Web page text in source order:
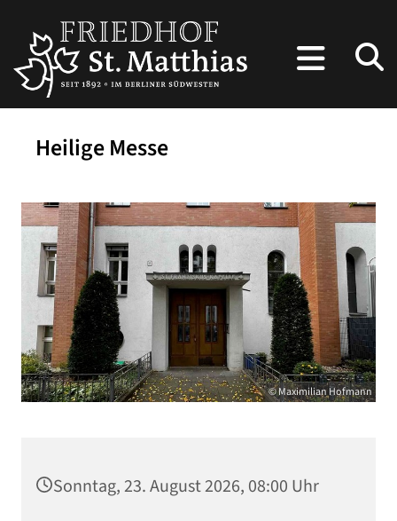
Heilige Messe
© Maximilian Hofmann
Sonntag, 23. August 2026, 08:00 Uhr